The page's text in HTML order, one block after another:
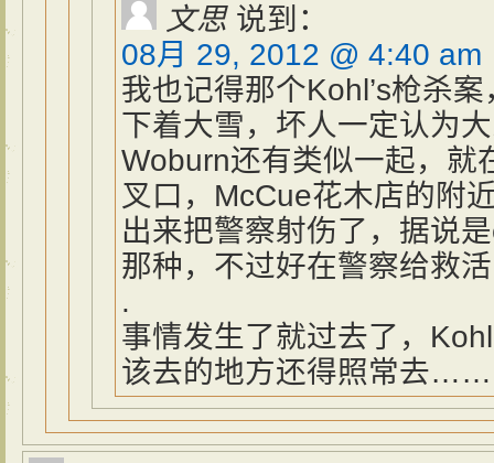
文思 说到：
08月 29, 2012 @ 4:40 am
我也记得那个Kohl’s枪杀
下着大雪，坏人一定认为
Woburn还有类似一起，就
叉口，McCue花木店的附
出来把警察射伤了，据说
那种，不过好在警察给救
.
事情发生了就过去了，
该去的地方还得照常去……